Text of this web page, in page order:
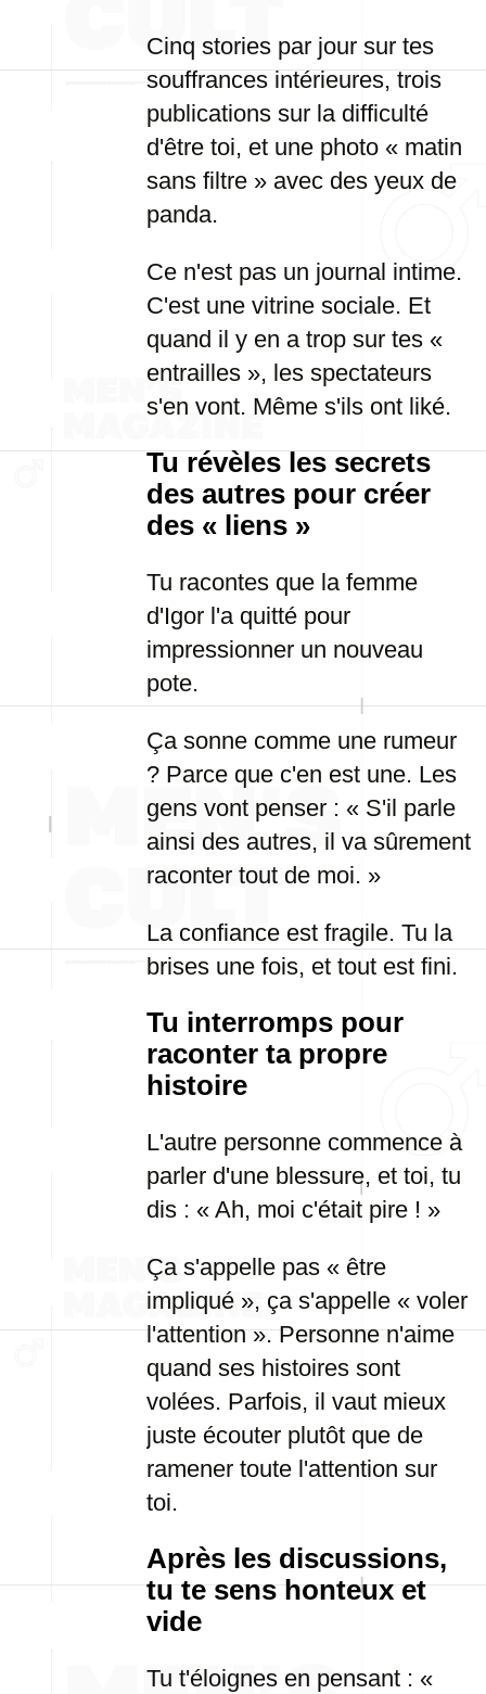
Cinq stories par jour sur tes
souffrances intérieures, trois
publications sur la difficulté
d'être toi, et une photo « matin
sans filtre » avec des yeux de
panda.
Ce n'est pas un journal intime.
C'est une vitrine sociale. Et
quand il y en a trop sur tes «
entrailles », les spectateurs
s'en vont. Même s'ils ont liké.
Tu révèles les secrets
des autres pour créer
des « liens »
Tu racontes que la femme
d'Igor l'a quitté pour
impressionner un nouveau
pote.
Ça sonne comme une rumeur
? Parce que c'en est une. Les
gens vont penser : « S'il parle
ainsi des autres, il va sûrement
raconter tout de moi. »
La confiance est fragile. Tu la
brises une fois, et tout est fini.
Tu interromps pour
raconter ta propre
histoire
L'autre personne commence à
parler d'une blessure, et toi, tu
dis : « Ah, moi c'était pire ! »
Ça s'appelle pas « être
impliqué », ça s'appelle « voler
l'attention ». Personne n'aime
quand ses histoires sont
volées. Parfois, il vaut mieux
juste écouter plutôt que de
ramener toute l'attention sur
toi.
Après les discussions,
tu te sens honteux et
vide
Tu t'éloignes en pensant : «